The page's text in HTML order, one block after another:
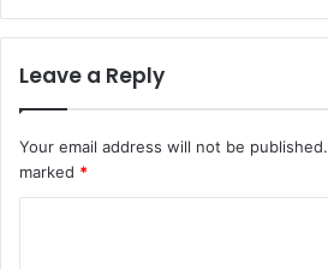
Leave a Reply
Your email address will not be published.
marked *